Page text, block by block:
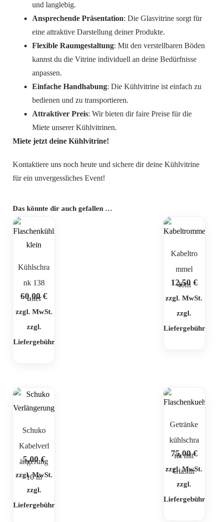
und langlebig.
Ansprechende Präsentation: Die Glasvitrine sorgt für
eine attraktive Darstellung deiner Produkte.
Flexible Raumgestaltung: Mit den verstellbaren Böden
kannst du die Vitrine individuell an deine Bedürfnisse
anpassen.
Einfache Handhabung: Die Kühlvitrine ist einfach zu
bedienen und zu transportieren.
Attraktiver Preis: Wir bieten dir faire Preise für die
Miete unserer Kühlvitrinen.
Miete jetzt deine Kühlvitrine!
Kontaktiere uns noch heute und sichere dir deine Kühlvitrine
für ein unvergessliches Event!
Das könnte dir auch gefallen …
Kühlschra
nk 138
Liter
60,00€
zzgl. MwSt.
zzgl.
Liefergebühr
Kabeltro
mmel
40m
12,50 €
zzgl. MwSt.
zzgl.
Liefergebühr
Schuko
Kabelverl
ängerung
10 m
5,00€
zzgl. MwSt.
zzgl.
Liefergebühr
Getränke
kühlschra
nk mit
Glastür
75,00€
zzgl. MwSt.
zzgl.
Liefergebühr